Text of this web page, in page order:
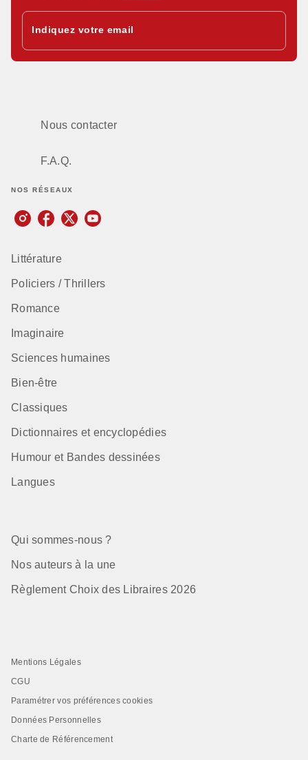
Indiquez votre email
Nous contacter
F.A.Q.
NOS RÉSEAUX
Littérature
Policiers / Thrillers
Romance
Imaginaire
Sciences humaines
Bien-être
Classiques
Dictionnaires et encyclopédies
Humour et Bandes dessinées
Langues
Qui sommes-nous ?
Nos auteurs à la une
Règlement Choix des Libraires 2026
Mentions Légales
CGU
Paramétrer vos préférences cookies
Données Personnelles
Charte de Référencement